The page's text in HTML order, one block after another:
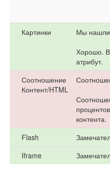
Картинки
Мы нашли
Хорошо.
атрибут.
Соотношение
Контент/HTML
контента.
Flash
Iframe